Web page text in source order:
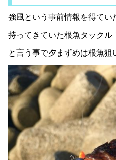
強風という事前情報を得てい
持ってきていた根魚タックル
と言う事で夕まずめは根魚